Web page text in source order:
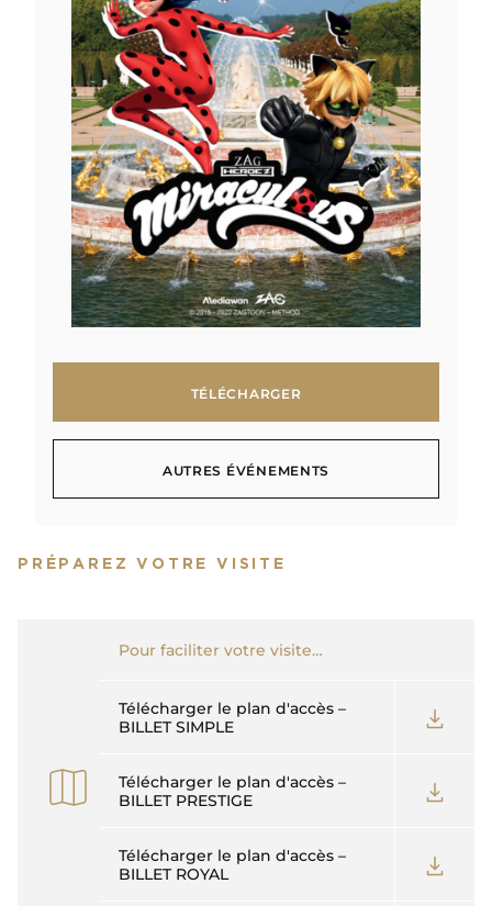
PRÉPAREZ VOTRE VISITE
Pour faciliter votre visite…
Télécharger le plan d'accès –
BILLET SIMPLE
Télécharger le plan d'accès –
BILLET PRESTIGE
Télécharger le plan d'accès –
BILLET ROYAL
TÉLÉCHARGER
AUTRES ÉVÉNEMENTS